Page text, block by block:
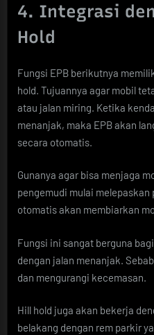
4. Integrasi
Hold
Fungsi EPB berikutnya
hold. Tujuannya agar mobil
atau jalan miring. Ketika
menanjak, maka EPB akan
secara otomatis.
Gunanya agar bisa menjaga
pengemudi mulai melepaskan
otomatis akan membiarkan
Fungsi ini sangat berguna
dengan jalan menanjak.
dan mengurangi kecemasan.
Hill hold juga akan bekerja
belakang dengan rem parkir